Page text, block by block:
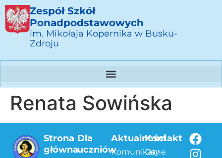
Zespół Szkół
Ponadpodstawowych
im. Mikołaja Kopernika w Busku-
Zdroju
Renata Sowińska
Strona
główna
Dla
uczniów
Aktualności
Komunikaty
Kontakt
Dane